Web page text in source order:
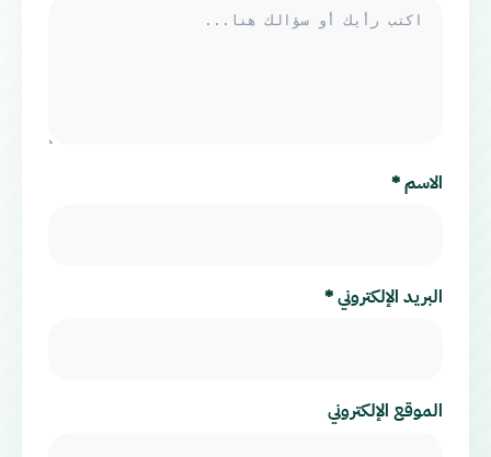
الاسم*
البريد الإلكتروني*
الموقع الإلكتروني